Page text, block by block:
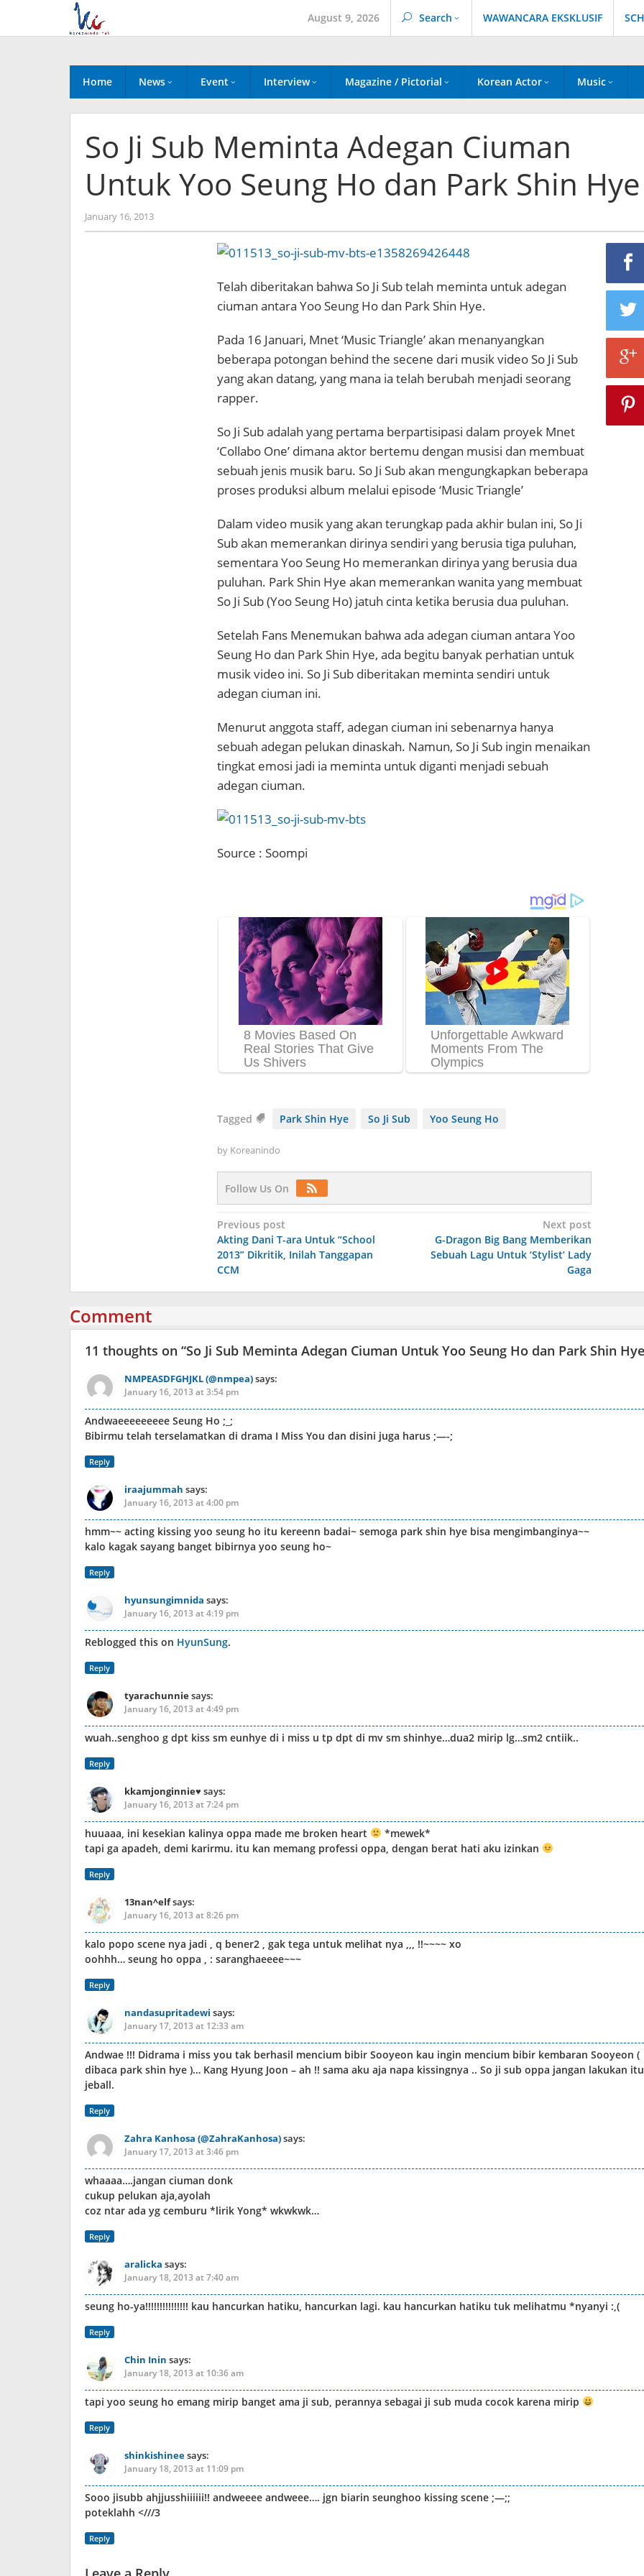
content
August 9, 2026 Search WAWANCARA EKSKLUSIF
Home News Event Interview Magazine / Pictorial Korean Actor Music
So Ji Sub Meminta Adegan Ciuman
Untuk Yoo Seung Ho dan Park Shin Hye
January 16, 2013by
Koreanindo
Telah diberitakan bahwa So Ji Sub telah meminta untuk adegan
ciuman antara Yoo Seung Ho dan Park Shin Hye.
Pada 16 Januari, Mnet ‘Music Triangle’ akan menanyangkan
beberapa potongan behind the secene dari musik video So Ji Sub
yang akan datang, yang mana ia telah berubah menjadi seorang
rapper.
So Ji Sub adalah yang pertama berpartisipasi dalam proyek Mnet
‘Collabo One’ dimana aktor bertemu dengan musisi dan membuat
sebuah jenis musik baru. So Ji Sub akan mengungkapkan beberapa
proses produksi album melalui episode ‘Music Triangle’
Dalam video musik yang akan terungkap pada akhir bulan ini, So Ji
Sub akan memerankan dirinya sendiri yang berusia tiga puluhan,
sementara Yoo Seung Ho memerankan dirinya yang berusia dua
puluhan. Park Shin Hye akan memerankan wanita yang membuat
So Ji Sub (Yoo Seung Ho) jatuh cinta ketika berusia dua puluhan.
Setelah Fans Menemukan bahwa ada adegan ciuman antara Yoo
Seung Ho dan Park Shin Hye, ada begitu banyak perhatian untuk
musik video ini. So Ji Sub diberitakan meminta sendiri untuk
adegan ciuman ini.
Menurut anggota staff, adegan ciuman ini sebenarnya hanya
sebuah adegan pelukan dinaskah. Namun, So Ji Sub ingin menaikan
tingkat emosi jadi ia meminta untuk diganti menjadi sebuah
adegan ciuman.
Source : Soompi
Tagged Park Shin Hye So Ji Sub Yoo Seung Ho
by Koreanindo
Follow Us On
Post
navigation
Previous post
Akting Dani T-ara Untuk “School
2013” Dikritik, Inilah Tanggapan
CCM
Next post
G-Dragon Big Bang Memberikan
Sebuah Lagu Untuk ‘Stylist’ Lady
Gaga
Comment
11 thoughts on “So Ji Sub Meminta Adegan Ciuman Untuk Yoo Seung Ho dan Park Shin Hye
NMPEASDFGHJKL (@nmpea)says:
January 16, 2013 at 3:54 pm
Andwaeeeeeeeee Seung Ho ;_;
Bibirmu telah terselamatkan di drama I Miss You dan disini juga harus ;—-;
Reply
iraajummah says:
January 16, 2013 at 4:00 pm
hmm~~ acting kissing yoo seung ho itu kereenn badai~ semoga park shin hye bisa mengimbanginya~~
kalo kagak sayang banget bibirnya yoo seung ho~
Reply
hyunsungimnida says:
January 16, 2013 at 4:19 pm
Reblogged this on HyunSung.
Reply
tyarachunniesays:
January 16, 2013 at 4:49 pm
wuah..senghoo g dpt kiss sm eunhye di i miss u tp dpt di mv sm shinhye…dua2 mirip lg…sm2 cntiik..
Reply
kkamjonginnie♥ says:
January 16, 2013 at 7:24 pm
huuaaa, ini kesekian kalinya oppa made me broken heart
*mewek*
tapi ga apadeh, demi karirmu. itu kan memang professi oppa, dengan berat hati aku izinkan
Reply
13nan^elfsays:
January 16, 2013 at 8:26 pm
kalo popo scene nya jadi , q bener2 , gak tega untuk melihat nya ,,, !!~~~~ xo
oohhh… seung ho oppa , : saranghaeeee~~~
Reply
nandasupritadewi says:
January 17, 2013 at 12:33 am
Andwae !!! Didrama i miss you tak berhasil mencium bibir Sooyeon kau ingin mencium bibir kembaran Sooyeon (
dibaca park shin hye )… Kang Hyung Joon – ah !! sama aku aja napa kissingnya .. So ji sub oppa jangan lakukan itu
jeball.
Reply
Zahra Kanhosa (@ZahraKanhosa)says:
January 17, 2013 at 3:46 pm
whaaaa….jangan ciuman donk
cukup pelukan aja,ayolah
coz ntar ada yg cemburu *lirik Yong* wkwkwk…
Reply
aralicka says:
January 18, 2013 at 7:40 am
seung ho-ya!!!!!!!!!!!!!!! kau hancurkan hatiku, hancurkan lagi. kau hancurkan hatiku tuk melihatmu *nyanyi :,(
Reply
Chin Inin says:
January 18, 2013 at 10:36 am
tapi yoo seung ho emang mirip banget ama ji sub, perannya sebagai ji sub muda cocok karena mirip
Reply
shinkishineesays:
January 18, 2013 at 11:09 pm
Sooo jisubb ahjjusshiiiiii!! andweeee andweee…. jgn biarin seunghoo kissing scene ;—;;
poteklahh <///3
Reply